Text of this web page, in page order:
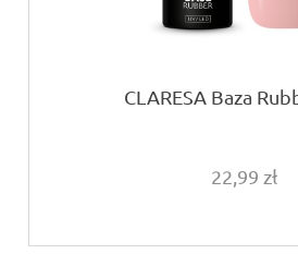
CLARESA Baza
22,99 zł